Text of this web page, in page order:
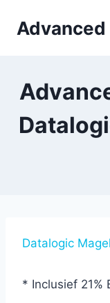
Advanced
Datalogic
* Inclusief 21%